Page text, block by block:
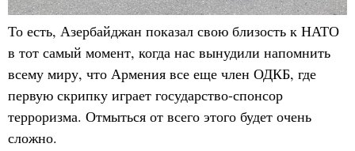
То есть, Азербайджан показал свою близость к НАТО
в тот самый момент, когда нас вынудили напомнить
всему миру, что Армения все еще член ОДКБ, где
первую скрипку играет государство-спонсор
терроризма. Отмыться от всего этого будет очень
сложно.